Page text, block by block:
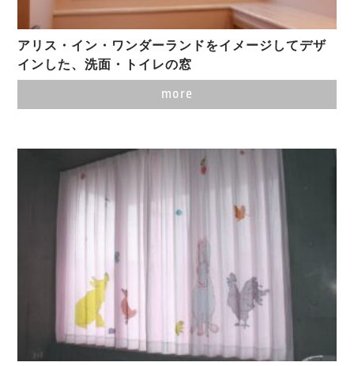
アリス・イン・ワンダーランドをイメージしてデザ
インした、洗面・トイレの窓
more